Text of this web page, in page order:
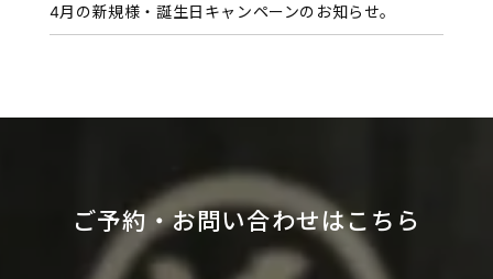
4月の新規様・誕生日キャンペーンのお知らせ。
ご予約・お問い合わせはこちら